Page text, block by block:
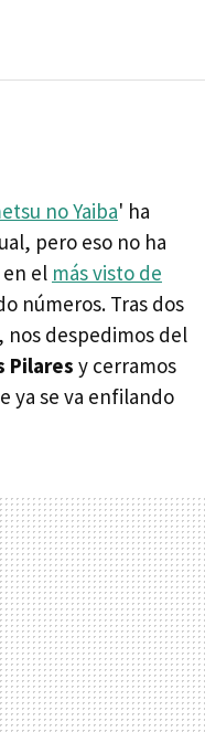
no Yaiba' ha
pero eso no ha
el más visto de
números. Tras dos
nos despedimos del
Pilares y cerramos
ya se va enfilando